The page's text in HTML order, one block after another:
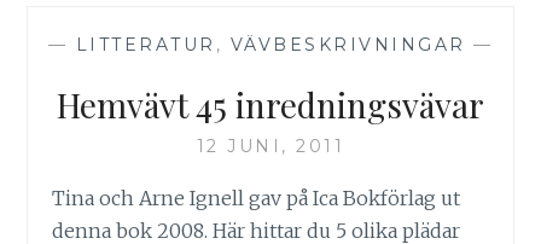
— LITTERATUR , VÄVBESKRIVNINGAR —
Hemvävt 45 inredningsvävar
12 JUNI, 2011
Tina och Arne Ignell gav på Ica Bokförlag ut
denna bok 2008. Här hittar du 5 olika plädar